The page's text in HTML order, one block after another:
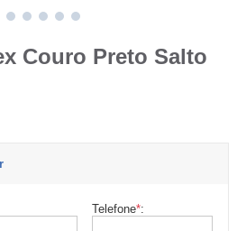
Couro Preto Salto
Telefone*: